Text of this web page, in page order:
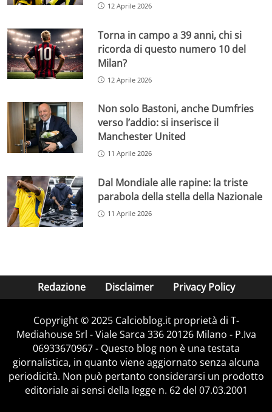
12 Aprile 2026
Torna in campo a 39 anni, chi si
ricorda di questo numero 10 del
Milan?
12 Aprile 2026
Non solo Bastoni, anche Dumfries
verso l’addio: si inserisce il
Manchester United
11 Aprile 2026
Dal Mondiale alle rapine: la triste
parabola della stella della Nazionale
11 Aprile 2026
Redazione Disclaimer Privacy Policy
Copyright © 2025 Calcioblog.it proprietà di T-
Mediahouse Srl - Viale Sarca 336 20126 Milano - P.Iva
06933670967 - Questo blog non è una testata
giornalistica, in quanto viene aggiornato senza alcuna
periodicità. Non può pertanto considerarsi un prodotto
editoriale ai sensi della legge n. 62 del 07.03.2001